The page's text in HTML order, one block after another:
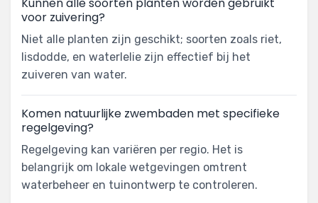
Kunnen alle soorten planten worden gebruikt
voor zuivering?
Niet alle planten zijn geschikt; soorten zoals riet,
lisdodde, en waterlelie zijn effectief bij het
zuiveren van water.
Komen natuurlijke zwembaden met specifieke
regelgeving?
Regelgeving kan variëren per regio. Het is
belangrijk om lokale wetgevingen omtrent
waterbeheer en tuinontwerp te controleren.